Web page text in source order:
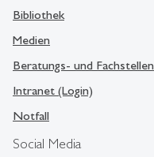
Social Media
Bibliothek
Medien
Beratungs- und Fachstellen
Intranet (Login)
Notfall